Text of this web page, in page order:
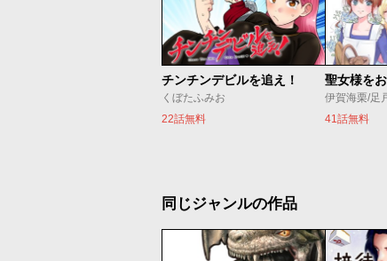
チンチンデビルを追え！
くぼたふみお
22話無料
伊賀海栗/足
41話無料
同じジャンルの作品